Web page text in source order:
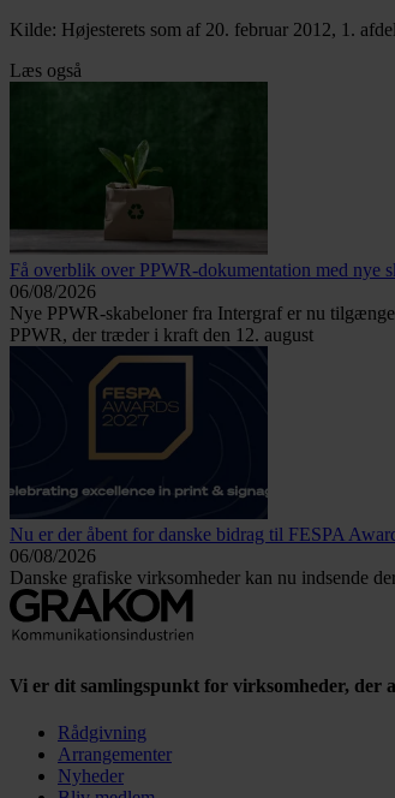
Kilde: Højesterets som af 20. februar 2012, 1.
Læs også
Få overblik over PPWR-dokumentation med nye
06/08/2026
Nye PPWR-skabeloner fra Intergraf er nu
PPWR, der træder i kraft den 12. august
Nu er der åbent for danske bidrag til FESPA
06/08/2026
Danske grafiske virksomheder kan nu indsende
Vi er dit samlingspunkt for virksomheder, der
Rådgivning
Arrangementer
Nyheder